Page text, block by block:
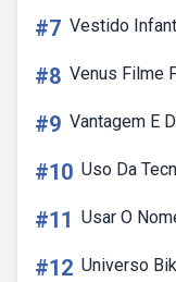
#7 Vestido
#8 Venus Filme
#9 Vantagem E
#10 Uso Da
#11 Usar O
#12 Universo